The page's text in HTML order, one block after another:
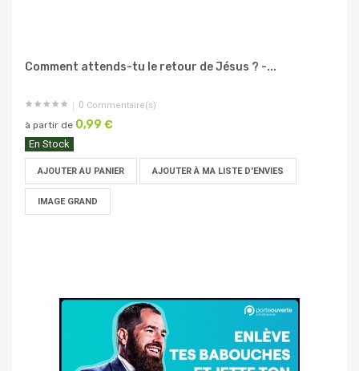
Comment attends-tu le retour de Jésus ? -...
0 Commentaire(s)
à partir de 0,99 €
En Stock
AJOUTER AU PANIER AJOUTER À MA LISTE D'ENVIES
IMAGE GRAND